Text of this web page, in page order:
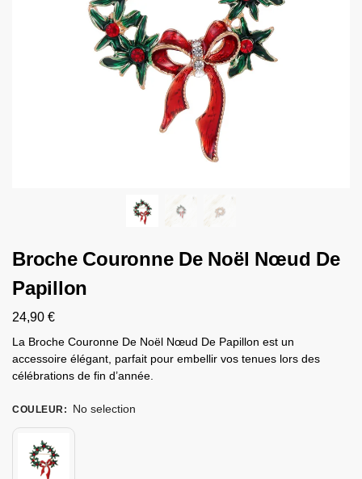
Broche Couronne De Noël Nœud De
Papillon
24,90 €
La Broche Couronne De Noël Nœud De Papillon est un
accessoire élégant, parfait pour embellir vos tenues lors des
célébrations de fin d’année.
COULEUR : No selection